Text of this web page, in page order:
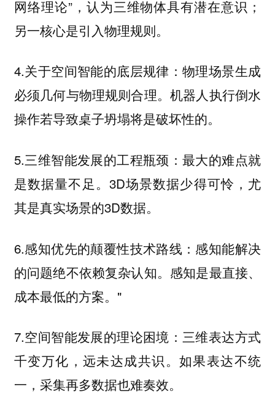
网络理论”，认为三维物体具有潜在意识；
另一核心是引入物理规则。
4.关于空间智能的底层规律：物理场景生成
必须几何与物理规则合理。机器人执行倒水
操作若导致桌子坍塌将是破坏性的。
5.三维智能发展的工程瓶颈：最大的难点就
是数据量不足。3D场景数据少得可怜，尤
其是真实场景的3D数据。
6.感知优先的颠覆性技术路线：感知能解决
的问题绝不依赖复杂认知。感知是最直接、
成本最低的方案。"
7.空间智能发展的理论困境：三维表达方式
千变万化，远未达成共识。如果表达不统
一，采集再多数据也难奏效。